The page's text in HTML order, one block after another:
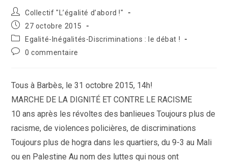
Auteur/autrice
de
la
publication :
Collectif "L’égalité d’abord !"
Publication
publiée :
27 octobre 2015
Post
category:
Egalité-Inégalités-Discriminations : le débat !
Commentaires
0 commentaire
Tous à Barbès, le 31 octobre 2015, 14h!
MARCHE DE LA DIGNITÉ ET CONTRE LE RACISME
10 ans après les révoltes des banlieues Toujours plus de
racisme, de violences policières, de discriminations
Toujours plus de hogra dans les quartiers, du 9-3 au Mali
ou en Palestine Au nom des luttes qui nous ont